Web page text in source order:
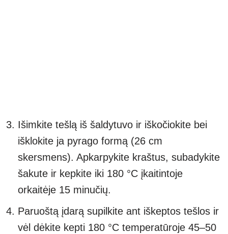
Išimkite tešlą iš šaldytuvo ir iškočiokite bei
išklokite ja pyrago formą (26 cm
skersmens). Apkarpykite kraštus, subadykite
šakute ir kepkite iki 180 °C įkaitintoje
orkaitėje 15 minučių.
Paruoštą įdarą supilkite ant iškeptos tešlos ir
vėl dėkite kepti 180 °C temperatūroje 45–50